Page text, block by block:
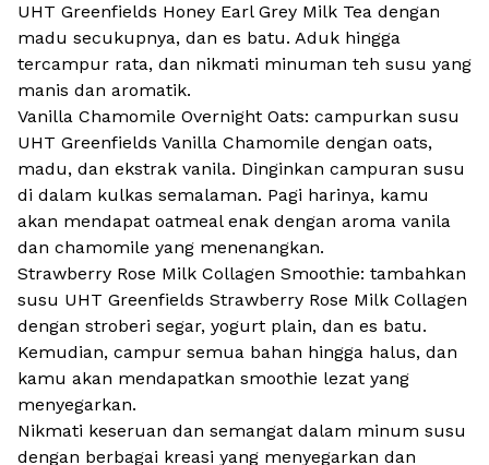
UHT Greenfields Honey Earl Grey Milk Tea dengan
madu secukupnya, dan es batu. Aduk hingga
tercampur rata, dan nikmati minuman teh susu yang
manis dan aromatik.
Vanilla Chamomile Overnight Oats: campurkan susu
UHT Greenfields Vanilla Chamomile dengan oats,
madu, dan ekstrak vanila. Dinginkan campuran susu
di dalam kulkas semalaman. Pagi harinya, kamu
akan mendapat oatmeal enak dengan aroma vanila
dan chamomile yang menenangkan.
Strawberry Rose Milk Collagen Smoothie: tambahkan
susu UHT Greenfields Strawberry Rose Milk Collagen
dengan stroberi segar, yogurt plain, dan es batu.
Kemudian, campur semua bahan hingga halus, dan
kamu akan mendapatkan smoothie lezat yang
menyegarkan.
Nikmati keseruan dan semangat dalam minum susu
dengan berbagai kreasi yang menyegarkan dan